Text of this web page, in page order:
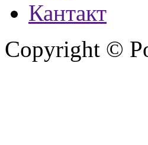
Кантакт
Copyright ©